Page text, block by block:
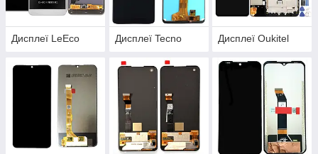
Дисплеї LeEco Дисплеї Tecno Дисплеї Oukitel